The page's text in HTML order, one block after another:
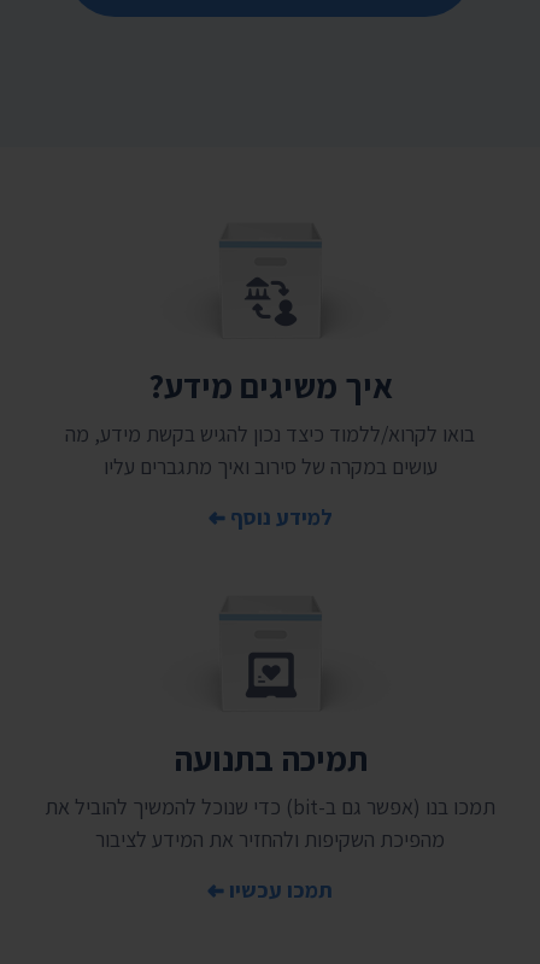
איך משיגים מידע?
בואו לקרוא/ללמוד כיצד נכון להגיש בקשת מידע, מה
עושים במקרה של סירוב ואיך מתגברים עליו
למידע נוסף
תמיכה בתנועה
תמכו בנו (אפשר גם ב-bit) כדי שנוכל להמשיך להוביל את
מהפיכת השקיפות ולהחזיר את המידע לציבור
תמכו עכשיו